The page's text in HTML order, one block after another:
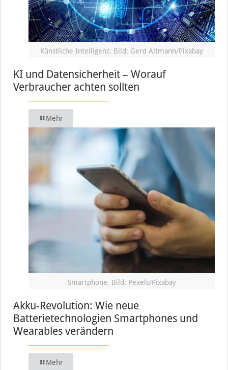
Künstliche Intelligenz, Bild: Gerd Altmann/Pixabay
KI und Datensicherheit – Worauf
Verbraucher achten sollten
Mehr
Smartphone, Bild: Pexels/Pixabay
Akku-Revolution: Wie neue
Batterietechnologien Smartphones und
Wearables verändern
Mehr